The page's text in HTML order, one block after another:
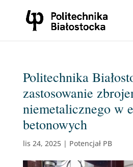
Politechnika
zastosowanie
niemetalicznego w
betonowych
lis 24, 2025| Potencjał PB